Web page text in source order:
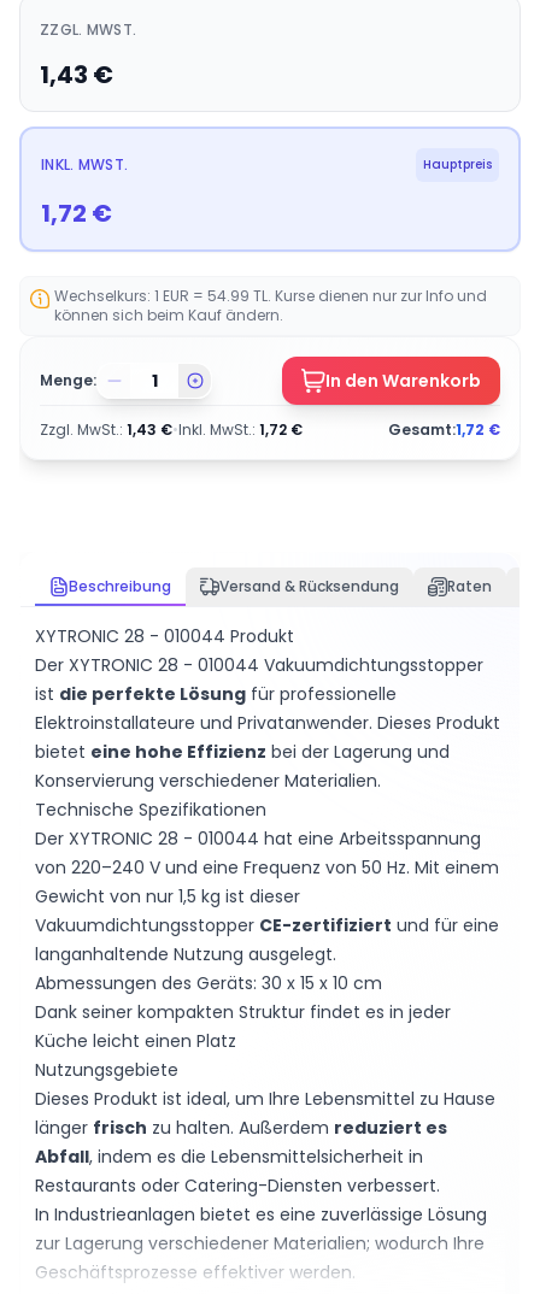
ZZGL. MWST.
1,43 €
INKL. MWST. Hauptpreis
1,72 €
Wechselkurs: 1 EUR = 54.99 TL. Kurse dienen nur zur Info und
können sich beim Kauf ändern.
Menge: In den Warenkorb
Zzgl. MwSt.: 1,43 €•Inkl. MwSt.: 1,72 € Gesamt:1,72 €
Beschreibung Versand & Rücksendung Raten
XYTRONIC 28 - 010044 Produkt
Der XYTRONIC 28 - 010044 Vakuumdichtungsstopper
ist die perfekte Lösung für professionelle
Elektroinstallateure und Privatanwender. Dieses Produkt
bietet eine hohe Effizienz bei der Lagerung und
Konservierung verschiedener Materialien.
Technische Spezifikationen
Der XYTRONIC 28 - 010044 hat eine Arbeitsspannung
von 220–240 V und eine Frequenz von 50 Hz. Mit einem
Gewicht von nur 1,5 kg ist dieser
Vakuumdichtungsstopper CE-zertifiziert und für eine
langanhaltende Nutzung ausgelegt.
Abmessungen des Geräts: 30 x 15 x 10 cm
Dank seiner kompakten Struktur findet es in jeder
Küche leicht einen Platz
Nutzungsgebiete
Dieses Produkt ist ideal, um Ihre Lebensmittel zu Hause
länger frisch zu halten. Außerdem reduziert es
Abfall, indem es die Lebensmittelsicherheit in
Restaurants oder Catering-Diensten verbessert.
In Industrieanlagen bietet es eine zuverlässige Lösung
zur Lagerung verschiedener Materialien; wodurch Ihre
Geschäftsprozesse effektiver werden.